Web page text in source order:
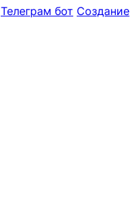
Телеграм бот Создание